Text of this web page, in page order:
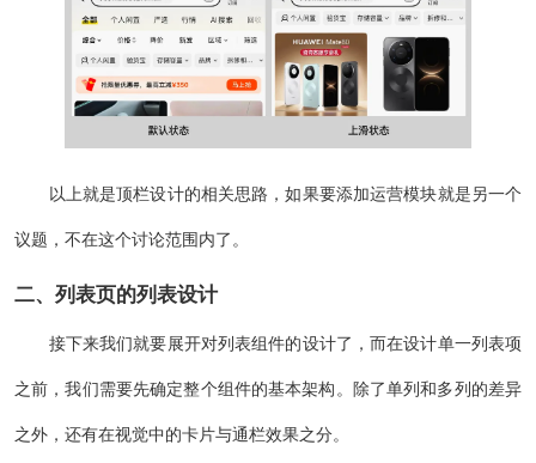
以上就是顶栏设计的相关思路，如果要添加运营模块就是另一个
议题，不在这个讨论范围内了。
二、列表页的列表设计
接下来我们就要展开对列表组件的设计了，而在设计单一列表项
之前，我们需要先确定整个组件的基本架构。除了单列和多列的差异
之外，还有在视觉中的卡片与通栏效果之分。